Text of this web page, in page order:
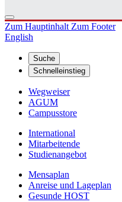
Zum HauptinhaltZum Footer
English
Suche
Schnelleinstieg
Wegweiser
AGUM
Campusstore
International
Mitarbeitende
Studienangebot
Mensaplan
Anreise und Lageplan
Gesunde HOST